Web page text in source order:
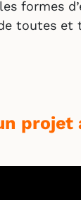
formes
toutes et